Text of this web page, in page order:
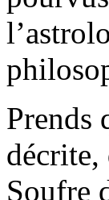
Prends
décrite,
Soufre